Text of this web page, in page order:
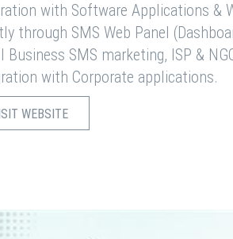
with Software Applications &
through SMS Web Panel
Business SMS marketing, ISP &
with Corporate applications.
WEBSITE